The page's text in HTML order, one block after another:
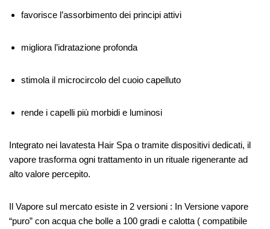
favorisce l’assorbimento dei principi attivi
migliora l’idratazione profonda
stimola il microcircolo del cuoio capelluto
rende i capelli più morbidi e luminosi
Integrato nei lavatesta Hair Spa o tramite dispositivi dedicati, il
vapore trasforma ogni trattamento in un rituale rigenerante ad
alto valore percepito.
Il Vapore sul mercato esiste in 2 versioni : In Versione vapore
“puro” con acqua che bolle a 100 gradi e calotta ( compatibile